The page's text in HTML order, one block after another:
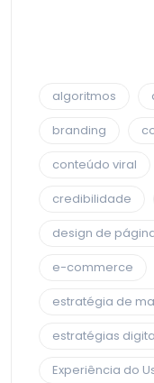
algoritmos
branding
conteúdo viral
credibilidade
design de
e-commerce
estratégia de
estratégias
Experiência do